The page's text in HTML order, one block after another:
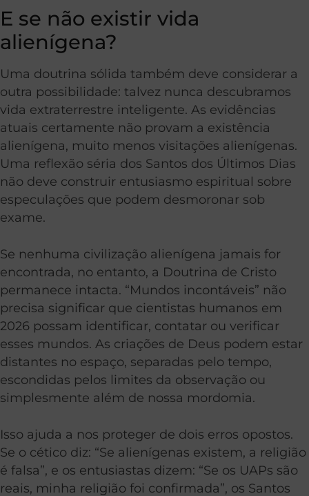
E se não existir vida
alienígena?
Uma doutrina sólida também deve considerar a
outra possibilidade: talvez nunca descubramos
vida extraterrestre inteligente. As evidências
atuais certamente não provam a existência
alienígena, muito menos visitações alienígenas.
Uma reflexão séria dos Santos dos Últimos Dias
não deve construir entusiasmo espiritual sobre
especulações que podem desmoronar sob
exame.
Se nenhuma civilização alienígena jamais for
encontrada, no entanto, a Doutrina de Cristo
permanece intacta. “Mundos incontáveis” não
precisa significar que cientistas humanos em
2026 possam identificar, contatar ou verificar
esses mundos. As criações de Deus podem estar
distantes no espaço, separadas pelo tempo,
escondidas pelos limites da observação ou
simplesmente além de nossa mordomia.
Isso ajuda a nos proteger de dois erros opostos.
Se o cético diz: “Se alienígenas existem, a religião
é falsa”, e os entusiastas dizem: “Se os UAPs são
reais, minha religião foi confirmada”, os Santos